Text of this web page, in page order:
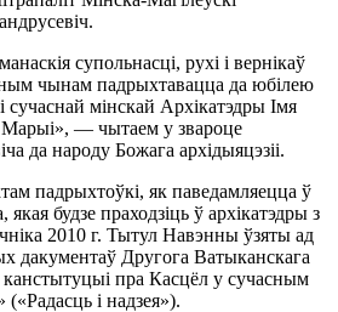
супольнасці, рухі і вернікаў
чынам падрыхтавацца да юбілею
сучаснай мінскай Архікатэдры Імя
— чытаем у звароце
да народу Божага архідыяцэзіі.
падрыхтоўкі, як паведамляецца ў
будзе праходзіць ў архікатэдры з
2010 г. Тытул Навэнны ўзяты ад
дакументаў Другога Ватыканскага
пра Касцёл у сучасным
(«Радасць і надзея»).